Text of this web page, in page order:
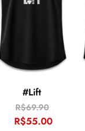
#Lift
R$69.90
R$55.00